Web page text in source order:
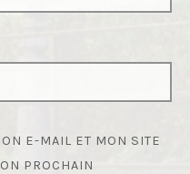
E-MAIL ET MON SITE
PROCHAIN